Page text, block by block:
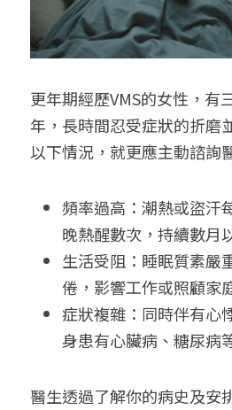
更年期經歷VMS的女性，有
年，長時間忍受症狀的折磨
以下情況，就更應主動諮詢
頻率過高：潮熱或盜汗
晚熱醒數次，持續數月
生活受阻：睡眠質素嚴
倦，影響工作或照顧家
症狀複雜：同時伴有心
身患有心臟病、糖尿病
醫生透過了解你的病史及安